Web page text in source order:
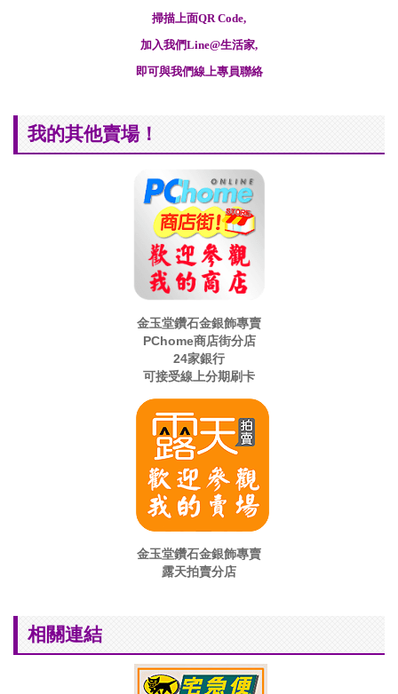
掃描上面QR Code,
加入我們Line@生活家,
即可與我們線上專員聯絡
我的其他賣場！
金玉堂鑽石金銀飾專賣
PChome商店街分店
24家銀行
可接受線上分期刷卡
金玉堂鑽石金銀飾專賣
露天拍賣分店
相關連結